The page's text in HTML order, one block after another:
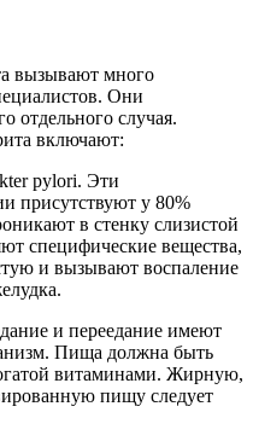
вызывают много
Они
отдельного случая.
включают:
pylori. Эти
присутствуют у 80%
в стенку слизистой
специфические вещества,
и вызывают воспаление
и переедание имеют
Пища должна быть
витаминами. Жирную,
пищу следует